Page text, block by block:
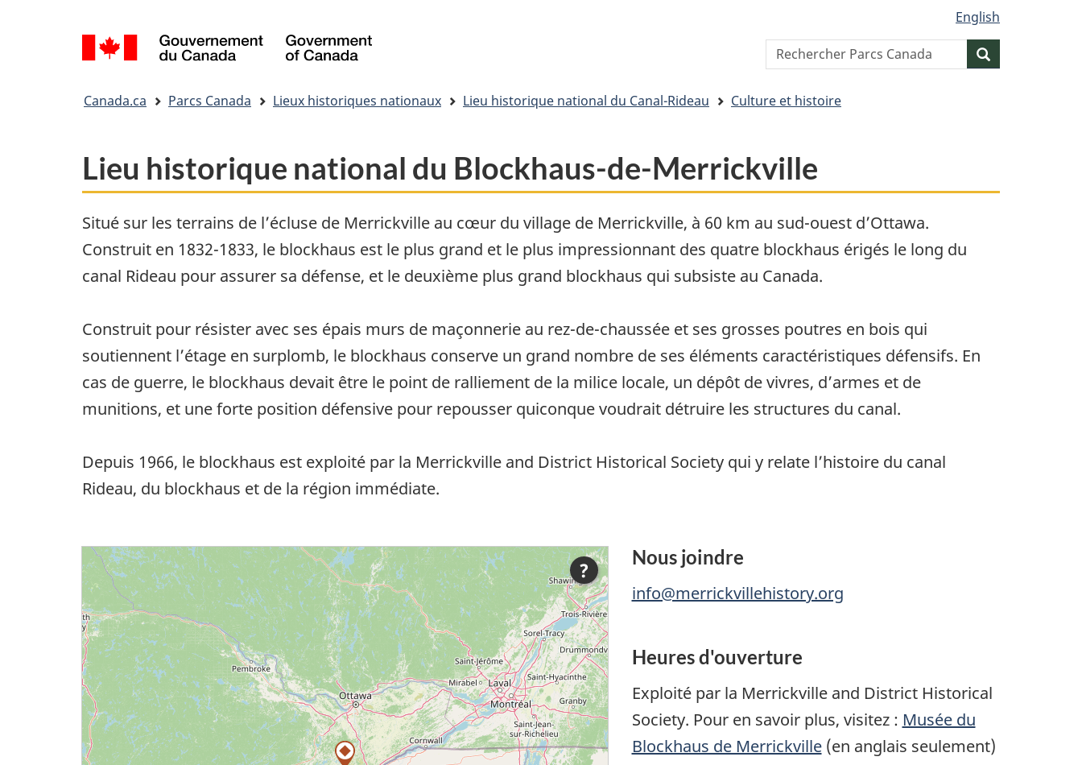
du
HTML
de
la
langue
English
/
Canada
Search
website
Canada.ca Parcs Canada Lieux historiques nationaux Lieu historique national du Canal-Rideau Culture et histoire
Lieu historique national du Blockhaus-de-Merrickville
Situé sur les terrains de l’écluse de Merrickville au cœur du village de Merrickville, à 60 km au sud-ouest d’Ottawa.
Construit en 1832-1833, le blockhaus est le plus grand et le plus impressionnant des quatre blockhaus érigés le long du
canal Rideau pour assurer sa défense, et le deuxième plus grand blockhaus qui subsiste au Canada.
Construit pour résister avec ses épais murs de maçonnerie au rez-de-chaussée et ses grosses poutres en bois qui
soutiennent l’étage en surplomb, le blockhaus conserve un grand nombre de ses éléments caractéristiques défensifs. En
cas de guerre, le blockhaus devait être le point de ralliement de la milice locale, un dépôt de vivres, d’armes et de
munitions, et une forte position défensive pour repousser quiconque voudrait détruire les structures du canal.
Depuis 1966, le blockhaus est exploité par la Merrickville and District Historical Society qui y relate l’histoire du canal
Rideau, du blockhaus et de la région immédiate.
?
Nous joindre
info@merrickvillehistory.org
Heures d'ouverture
Exploité par la Merrickville and District Historical
Society. Pour en savoir plus, visitez : Musée du
Blockhaus de Merrickville(en anglais seulement)